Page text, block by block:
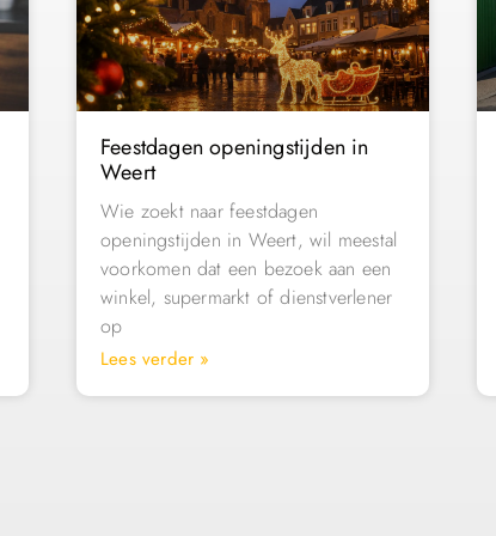
Feestdagen openingstijden in
Weert
Wie zoekt naar feestdagen
openingstijden in Weert, wil meestal
voorkomen dat een bezoek aan een
winkel, supermarkt of dienstverlener
op
Lees verder »